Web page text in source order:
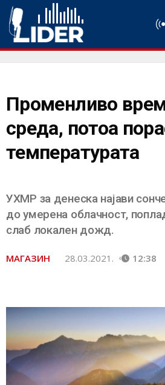
Променливо
среда, потоа
температурата
УХМР за денеска најави
до умерена облачност,
слаб локален дожд.
МАГАЗИН 28.03.2021. 12:38